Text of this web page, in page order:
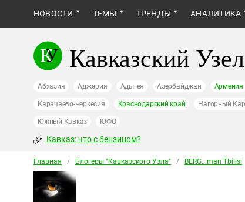
НОВОСТИ ТЕМЫ ТРЕНДЫ АНАЛИТИКА
Кавказский Узел
Абхазия Аджария Адыгея Азербайджан Армения
Карачаево-Черкесия Краснодарский край Нагорный
Южный Кавказ ЮФО
Кавказ: что с бензином?
Главная / Блогеры "Кавказского Узла" / BERG...man Tbilisi